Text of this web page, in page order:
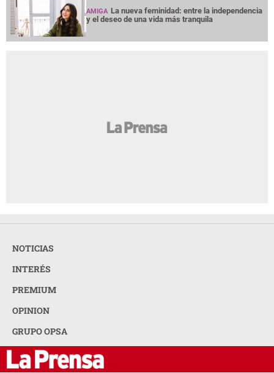
AMIGA La nueva feminidad: entre la independencia
y el deseo de una vida más tranquila
NOTICIAS
INTERÉS
PREMIUM
OPINION
GRUPO OPSA